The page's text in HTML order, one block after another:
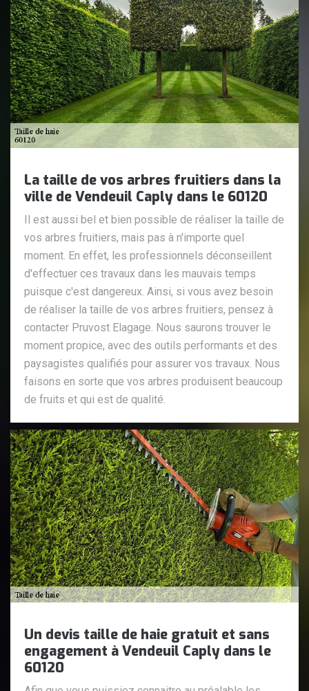
La taille de vos arbres fruitiers dans la
ville de Vendeuil Caply dans le 60120
Il est aussi bel et bien possible de réaliser la taille de
vos arbres fruitiers, mais pas à n'importe quel
moment. En effet, les professionnels déconseillent
d'effectuer ces travaux dans les mauvais temps
puisque c'est dangereux. Ainsi, si vous avez besoin
de réaliser la taille de vos arbres fruitiers, pensez à
contacter Pruvost Elagage. Nous saurons trouver le
moment propice, avec des outils performants et des
paysagistes qualifiés pour assurer vos travaux. Nous
faisons en sorte que vos arbres produisent beaucoup
de fruits et qui est de qualité.
Un devis taille de haie gratuit et sans
engagement à Vendeuil Caply dans le
60120